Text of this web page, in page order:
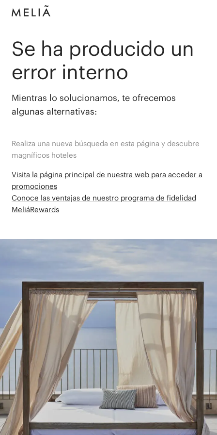
Se ha producido un
error interno
Mientras lo solucionamos, te ofrecemos
algunas alternativas:
Realiza una nueva búsqueda en esta página y descubre
magníficos hoteles
Visita la página principal de nuestra web para acceder a
promociones
Conoce las ventajas de nuestro programa de fidelidad
MeliáRewards